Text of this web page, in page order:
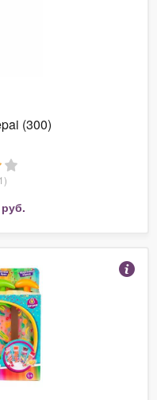
(300)
руб.